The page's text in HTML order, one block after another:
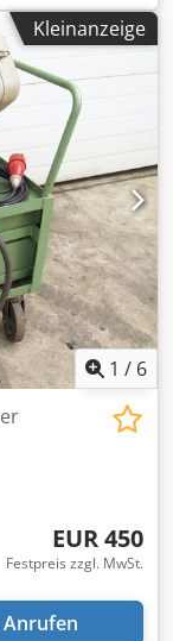
Combi
Ddefx Ap Aea -
mm -
Kleinanzeige
1 / 6
EUR 450
Festpreis zzgl. MwSt.
Anrufen